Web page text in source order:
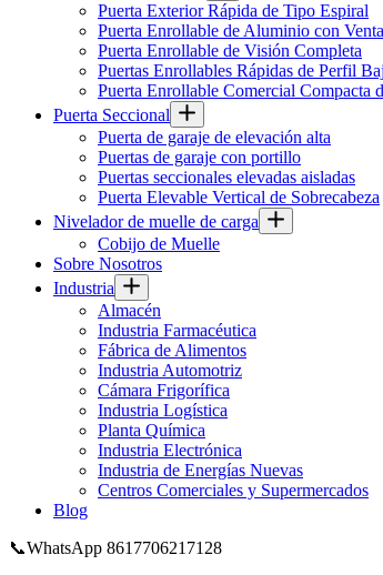
Puerta Exterior Rápida de Tipo Espiral
Puerta Enrollable de Aluminio con
Puerta Enrollable de Visión Completa
Puertas Enrollables Rápidas de Perfil
Puerta Enrollable Comercial Compacta
Puerta Seccional
Puerta de garaje de elevación alta
Puertas de garaje con portillo
Puertas seccionales elevadas aisladas
Puerta Elevable Vertical de Sobrecabeza
Nivelador de muelle de carga
Cobijo de Muelle
Sobre Nosotros
Industria
Almacén
Industria Farmacéutica
Fábrica de Alimentos
Industria Automotriz
Cámara Frigorífica
Industria Logística
Planta Química
Industria Electrónica
Industria de Energías Nuevas
Centros Comerciales y Supermercados
Blog
📞WhatsApp 8617706217128